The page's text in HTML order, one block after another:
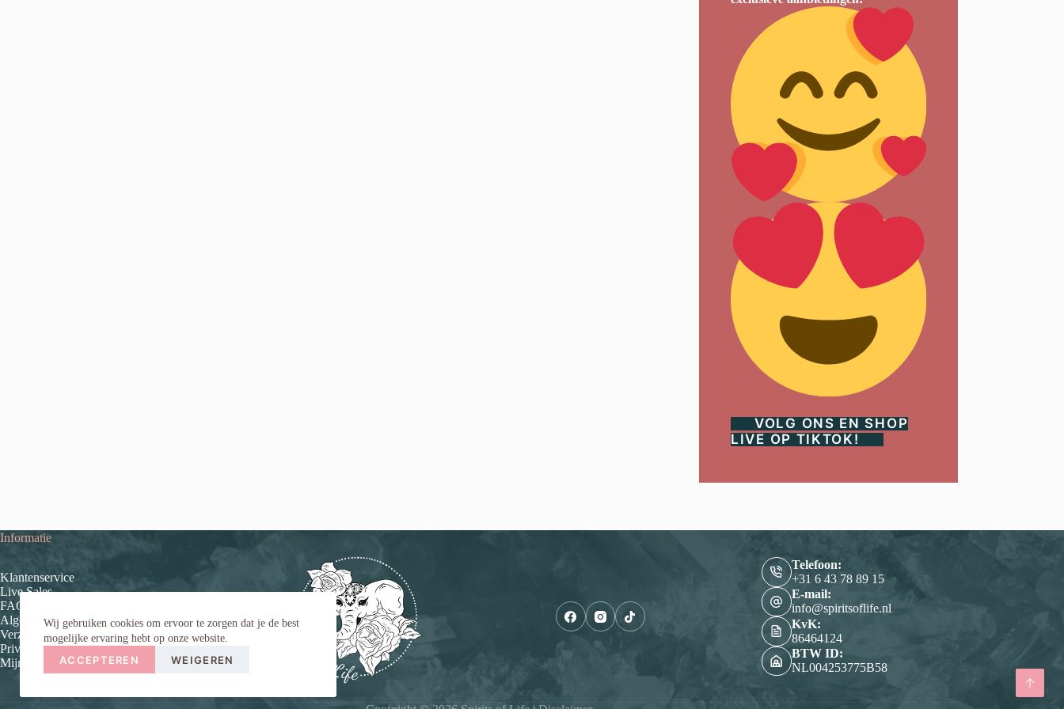
Wij gebruiken cookies om ervoor te zorgen dat je de best
mogelijke ervaring hebt op onze website.
ACCEPTEREN WEIGEREN
VOLG ONS EN SHOP
LIVE OP TIKTOK!
Informatie
Klantenservice
Live Sales
FAQ (veelgestelde vragen)
Algemene voorwaarden
Verzend- en retourinformatie
Privacybeleid
Mijn account
Telefoon:
‭+31 6 43 78 89 15‬
E-mail:
info@spiritsoflife.nl
KvK:
86464124
BTW ID:
NL004253775B58